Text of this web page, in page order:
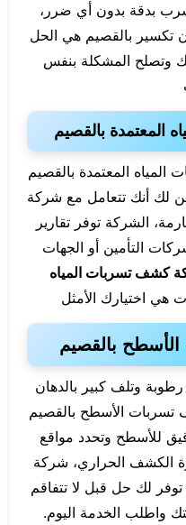
بدقة بدون أي ضرر،
تكسير بالقصيم هي الحل
وتصلح المشكلة بنفس
المعتمدة بالقصيم
المعتمدة بالقصيم
لك أنك تتعامل مع شركة
الشركة توفر تقارير
التأمين أو الجهات
كشف تسربات المياه
هي اختيارك الأمثل
بالقصيم
وتلف كبير بالدهان
تسربات الأسطح بالقصيم
للأسطح وتحدد مواقع
الكشف الحراري، شركة
لك حل قبل لا تتفاقم
واطلب الخدمة اليوم.